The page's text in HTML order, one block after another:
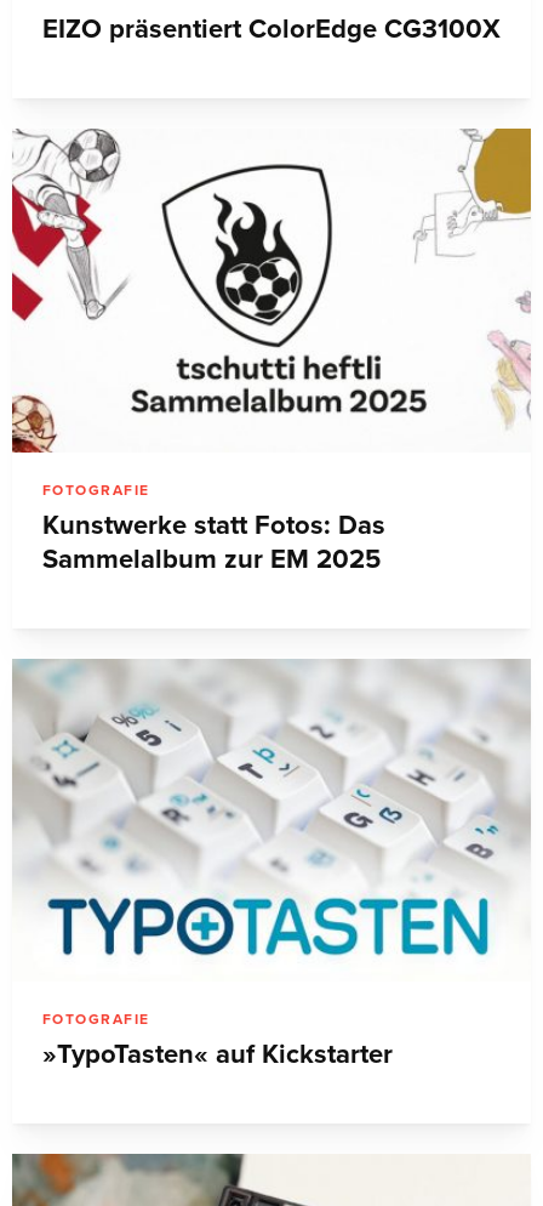
EIZO präsentiert ColorEdge CG3100X
FOTOGRAFIE
Kunstwerke statt Fotos: Das
Sammelalbum zur EM 2025
FOTOGRAFIE
»TypoTasten« auf Kickstarter